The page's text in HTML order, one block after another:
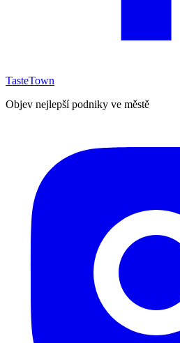
TasteTown
Objev nejlepší podniky ve městě